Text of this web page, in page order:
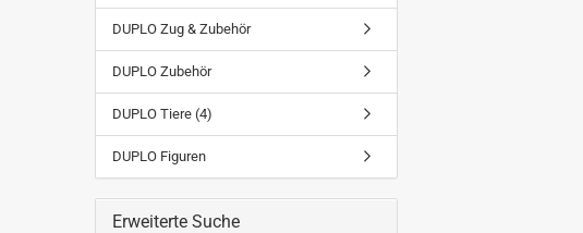
DUPLO Zug & Zubehör
DUPLO Zubehör
DUPLO Tiere (4)
DUPLO Figuren
Erweiterte Suche